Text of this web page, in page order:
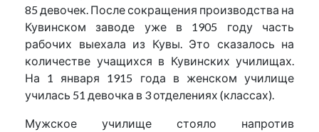
85 девочек. После сокращения производства на
Кувинском заводе уже в 1905 году часть
рабочих выехала из Кувы. Это сказалось на
количестве учащихся в Кувинских училищах.
На 1 января 1915 года в женском училище
училась 51 девочка в 3 отделениях (классах).
Мужское училище стояло напротив